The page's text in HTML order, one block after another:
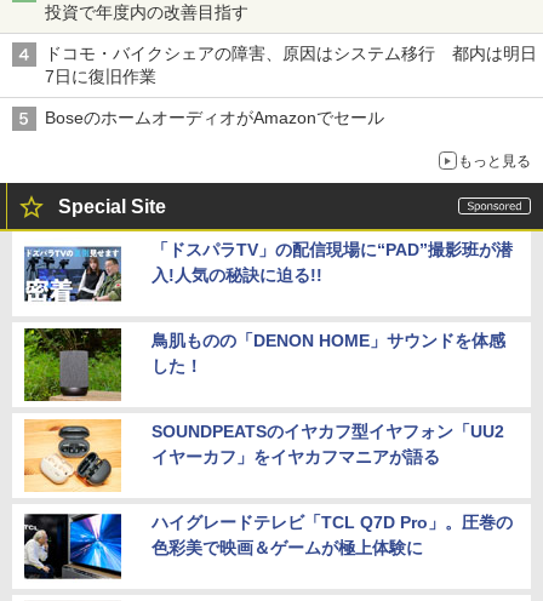
投資で年度内の改善目指す
ドコモ・バイクシェアの障害、原因はシステム移行 都内は明日
7日に復旧作業
BoseのホームオーディオがAmazonでセール
もっと見る
Special Site
「ドスパラTV」の配信現場に“PAD”撮影班が潜
入!人気の秘訣に迫る!!
鳥肌ものの「DENON HOME」サウンドを体感
した！
SOUNDPEATSのイヤカフ型イヤフォン「UU2
イヤーカフ」をイヤカフマニアが語る
ハイグレードテレビ「TCL Q7D Pro」。圧巻の
色彩美で映画＆ゲームが極上体験に